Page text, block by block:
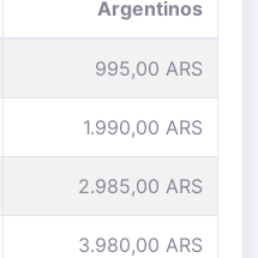
Argentinos
995,00 ARS
1.990,00 ARS
2.985,00 ARS
3.980,00 ARS